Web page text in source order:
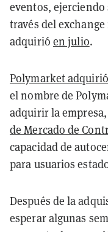
eventos,
través del exchange
adquirió en julio.
Polymarket adquirió
el nombre de
adquirir la
de Mercado de
capacidad de
para usuarios
Después de la
esperar algunas